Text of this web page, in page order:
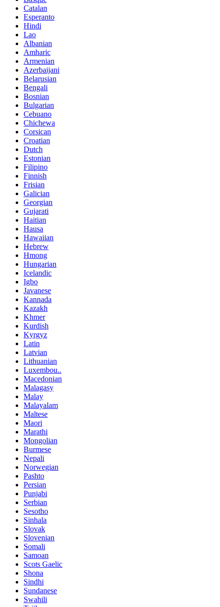
Catalan
Esperanto
Hindi
Lao
Albanian
Amharic
Armenian
Azerbaijani
Belarusian
Bengali
Bosnian
Bulgarian
Cebuano
Chichewa
Corsican
Croatian
Dutch
Estonian
Filipino
Finnish
Frisian
Galician
Georgian
Gujarati
Haitian
Hausa
Hawaiian
Hebrew
Hmong
Hungarian
Icelandic
Igbo
Javanese
Kannada
Kazakh
Khmer
Kurdish
Kyrgyz
Latin
Latvian
Lithuanian
Luxembou..
Macedonian
Malagasy
Malay
Malayalam
Maltese
Maori
Marathi
Mongolian
Burmese
Nepali
Norwegian
Pashto
Persian
Punjabi
Serbian
Sesotho
Sinhala
Slovak
Slovenian
Somali
Samoan
Scots Gaelic
Shona
Sindhi
Sundanese
Swahili